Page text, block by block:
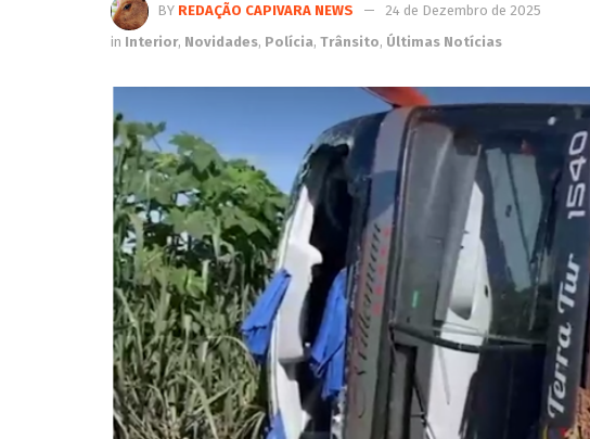
BY REDAÇÃO CAPIVARA NEWS
24 de Dezembro de 2025
in Interior, Novidades, Polícia, Trânsito, Últimas Notícias